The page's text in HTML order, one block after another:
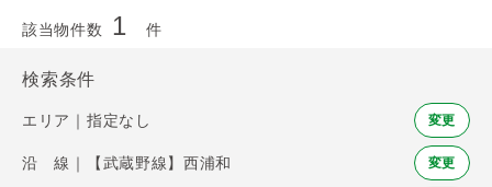
該当物件数 1 件
検索条件
エリア｜指定なし 変更
沿 線｜【武蔵野線】西浦和 変更